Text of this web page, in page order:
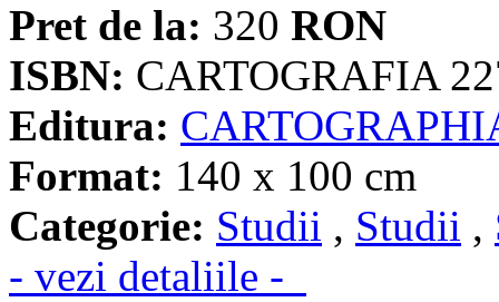
Pret de la: 320 RON
ISBN: CARTOGRAFIA
Editura:
Format: 140 x 100 cm
Categorie: Studii , Studii ,
- vezi detaliile -